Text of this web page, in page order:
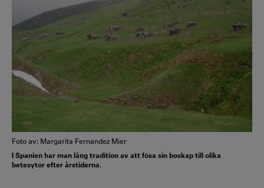
Foto av: Margarita Fernandez Mier
I Spanien har man lång tradition av att fösa sin boskap till olika
betesytor efter årstiderna.